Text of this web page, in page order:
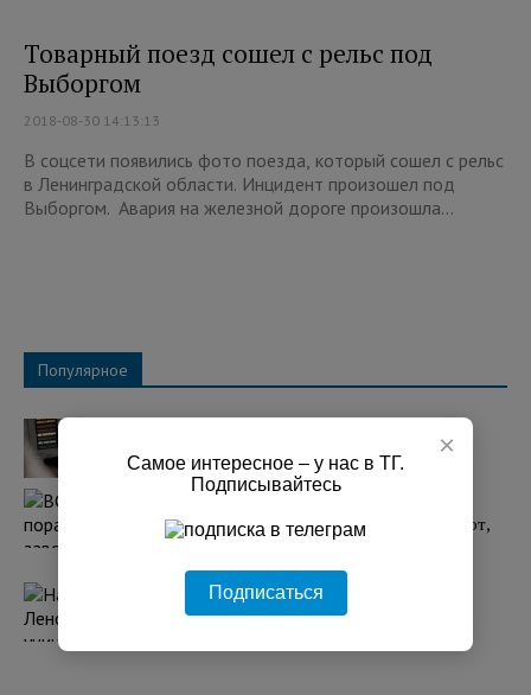
Товарный поезд сошел с рельс под
Выборгом
2018-08-30 14:13:13
В соцсети появились фото поезда, который сошел с рельс
в Ленинградской области. Инцидент произошел под
Выборгом. Авария на железной дороге произошла...
Популярное
украинский БПЛА
07:25 03.08.2026
ВС РФ поразили два завода в Киеве, где
собирают БПЛА. Западные СМИ сообщают,
11:34 31.07.2026
Над Ленобластью уничтожили 15 БПЛА,
поврежден склад у Красного Бора
×
Самое интересное – у нас в ТГ.
Подписывайтесь
Подписаться